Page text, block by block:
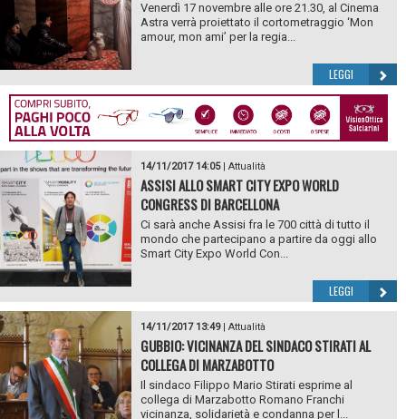
Venerdì 17 novembre alle ore 21.30, al Cinema
Astra verrà proiettato il cortometraggio ‘Mon
amour, mon ami’ per la regia...
LEGGI
14/11/2017 14:05| Attualità
ASSISI ALLO SMART CITY EXPO WORLD
CONGRESS DI BARCELLONA
Ci sarà anche Assisi fra le 700 città di tutto il
mondo che partecipano a partire da oggi allo
Smart City Expo World Con...
LEGGI
14/11/2017 13:49| Attualità
GUBBIO: VICINANZA DEL SINDACO STIRATI AL
COLLEGA DI MARZABOTTO
Il sindaco Filippo Mario Stirati esprime al
collega di Marzabotto Romano Franchi
vicinanza, solidarietà e condanna per l...